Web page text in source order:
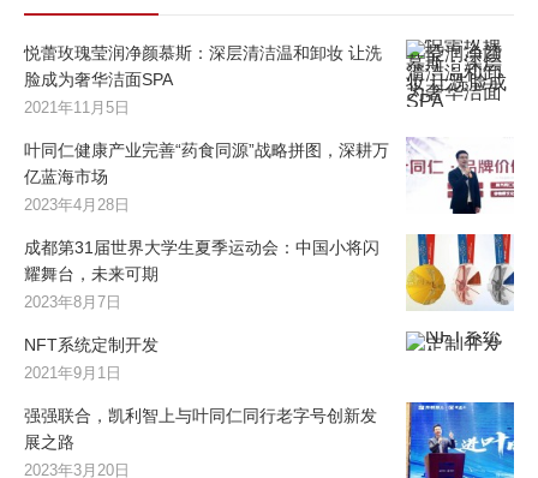
悦蕾玫瑰莹润净颜慕斯：深层清洁温和卸妆 让洗
脸成为奢华洁面SPA
2021年11月5日
叶同仁健康产业完善“药食同源”战略拼图，深耕万
亿蓝海市场
2023年4月28日
成都第31届世界大学生夏季运动会：中国小将闪
耀舞台，未来可期
2023年8月7日
NFT系统定制开发
2021年9月1日
强强联合，凯利智上与叶同仁同行老字号创新发
展之路
2023年3月20日